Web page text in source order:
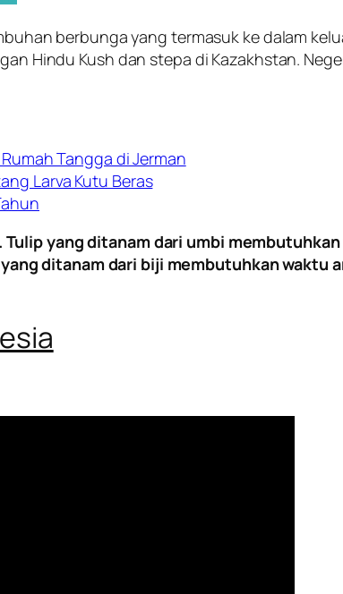
berbunga yang termasuk ke dalam
Hindu Kush dan stepa di Kazakhstan.
Tangga di Jerman
Larva Kutu Beras
yang ditanam dari umbi
ditanam dari biji membutuhkan waktu